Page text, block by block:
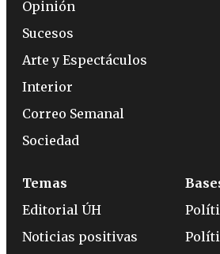
Opinión
Sucesos
Arte y Espectáculos
Interior
Correo Semanal
Sociedad
Temas
Editorial ÚH
Noticias positivas